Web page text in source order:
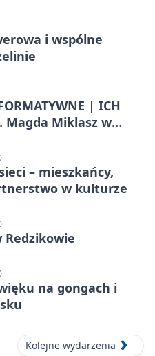
i wspólne
| ICH
Magda Miklasz w
– mieszkańcy,
w kulturze
Redzikowie
na gongach i
Kolejne wydarzenia